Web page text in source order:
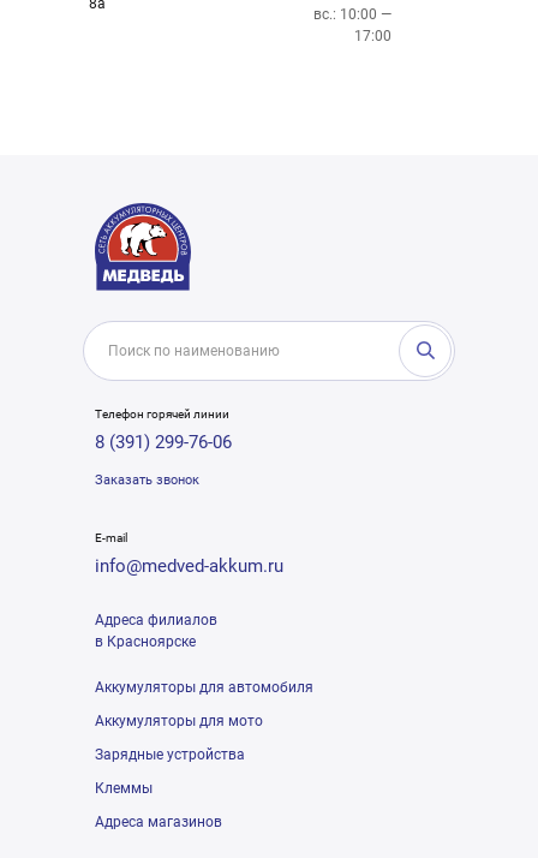
8а
вс.: 10:00 —
17:00
Телефон горячей линии
8 (391) 299-76-06
Заказать звонок
E-mail
info@medved-akkum.ru
Адреса филиалов
в Красноярске
Аккумуляторы для автомобиля
Аккумуляторы для мото
Зарядные устройства
Клеммы
Адреса магазинов